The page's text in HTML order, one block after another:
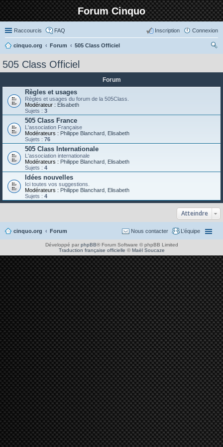
Forum Cinquo
Raccourcis FAQ Connexion
Inscription
cinquo.org Forum
505 Class Officiel
505 Class Officiel
Forum
Règles et usages
Règles et usages du forum de la 505Class.
Modérateur : Elisabeth
Sujets : 3
505 Class France
L'association Française
Modérateurs : Philippe Blanchard Elisabeth
Sujets : 76
505 Class Internationale
L'association internationale
Modérateurs : Philippe Blanchard Elisabeth
Sujets : 4
Idées nouvelles
Ici toutes vos suggestions.
Modérateurs : Philippe Blanchard Elisabeth
Sujets : 4
Atteindre
cinquo.org Forum L’équipe
Nous contacter
Développé par phpBB® Forum Software © phpBB Limited
Traduction française officielle ©Maël Soucaze